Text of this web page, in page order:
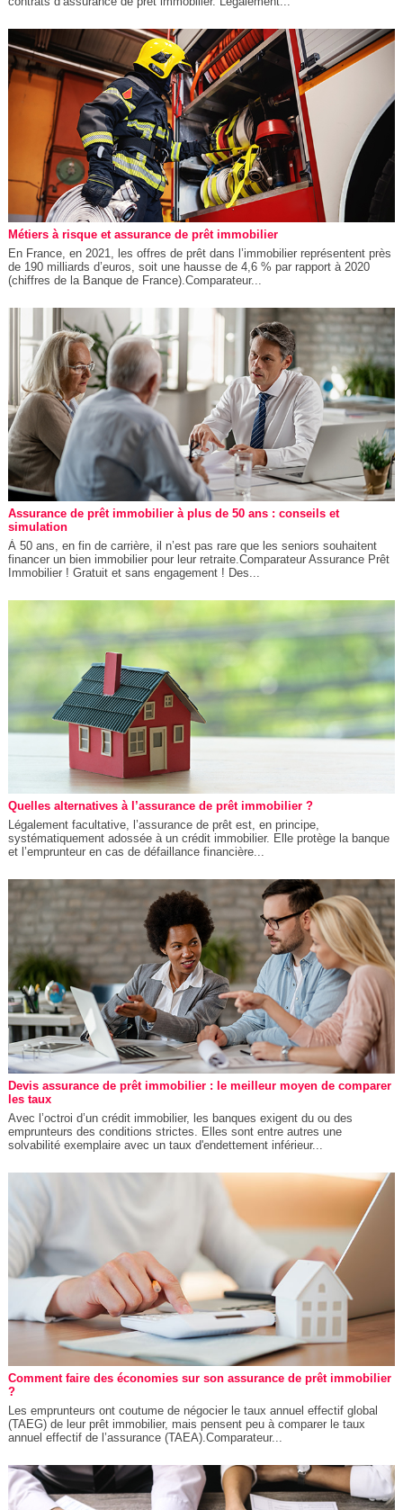
Métiers à risque et assurance de prêt immobilier
En France, en 2021, les offres de prêt dans l’immobilier représentent près
de 190 milliards d’euros, soit une hausse de 4,6 % par rapport à 2020
(chiffres de la Banque de France).Comparateur...
Assurance de prêt immobilier à plus de 50 ans : conseils et
simulation
À 50 ans, en fin de carrière, il n’est pas rare que les seniors souhaitent
financer un bien immobilier pour leur retraite.Comparateur Assurance Prêt
Immobilier ! Gratuit et sans engagement ! Des...
Quelles alternatives à l’assurance de prêt immobilier ?
Légalement facultative, l’assurance de prêt est, en principe,
systématiquement adossée à un crédit immobilier. Elle protège la banque
et l’emprunteur en cas de défaillance financière...
Devis assurance de prêt immobilier : le meilleur moyen de comparer
les taux
Avec l’octroi d’un crédit immobilier, les banques exigent du ou des
emprunteurs des conditions strictes. Elles sont entre autres une
solvabilité exemplaire avec un taux d'endettement inférieur...
Comment faire des économies sur son assurance de prêt immobilier
?
Les emprunteurs ont coutume de négocier le taux annuel effectif global
(TAEG) de leur prêt immobilier, mais pensent peu à comparer le taux
annuel effectif de l’assurance (TAEA).Comparateur...